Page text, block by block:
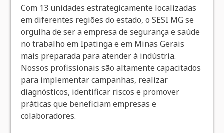
Com 13 unidades estrategicamente localizadas
em diferentes regiões do estado, o SESI MG se
orgulha de ser a empresa de segurança e saúde
no trabalho em Ipatinga e em Minas Gerais
mais preparada para atender à indústria.
Nossos profissionais são altamente capacitados
para implementar campanhas, realizar
diagnósticos, identificar riscos e promover
práticas que beneficiam empresas e
colaboradores.